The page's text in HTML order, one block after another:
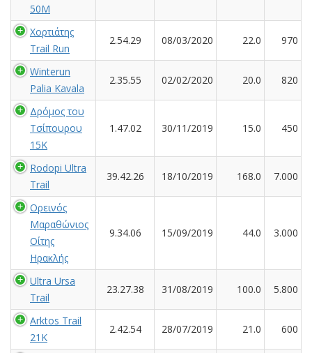
50M
Χορτιάτης
Trail Run
2.54.29 08/03/2020 22.0 970
Winterun
Palia Kavala
2.35.55 02/02/2020 20.0 820
Δρόμος του
Τσίπουρου
15Κ
1.47.02 30/11/2019 15.0 450
Rodopi Ultra
Trail
39.42.26 18/10/2019 168.0 7.000
Ορεινός
Μαραθώνιος
Οίτης
Ηρακλής
9.34.06 15/09/2019 44.0 3.000
Ultra Ursa
Trail
23.27.38 31/08/2019 100.0 5.800
Arktos Trail
21K
2.42.54 28/07/2019 21.0 600